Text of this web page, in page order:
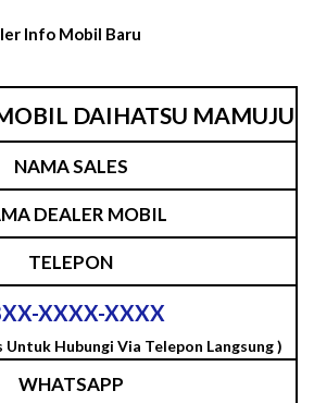
DAIHATSU MAMUJU
NAMA SALES
DEALER MOBIL
TELEPON
XXXX-XXXX
Hubungi Via Telepon Langsung )
WHATSAPP